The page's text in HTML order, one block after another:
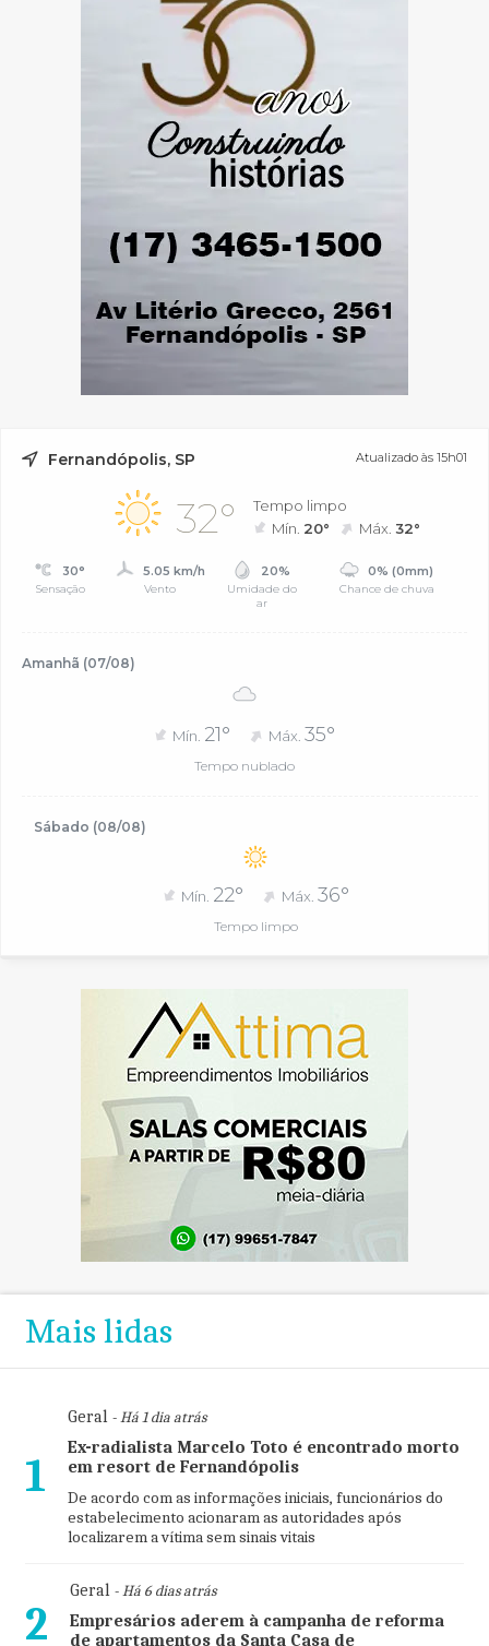
Fernandópolis, SP Atualizado às 15h01
32°
Tempo limpo
Mín. 20° Máx.32°
30°
Sensação
5.05 km/h
Vento
20%
Umidade do
ar
0% (0mm)
Chance de chuva
Amanhã (07/08)
Mín. 21° Máx. 35°
Tempo nublado
Sábado (08/08)
Mín. 22° Máx. 36°
Tempo limpo
Mais lidas
1
Geral- Há 1 dia atrás
Ex-radialista Marcelo Toto é encontrado morto
em resort de Fernandópolis
De acordo com as informações iniciais, funcionários do
estabelecimento acionaram as autoridades após
localizarem a vítima sem sinais vitais
2
Geral- Há 6 dias atrás
Empresários aderem à campanha de reforma
de apartamentos da Santa Casa de